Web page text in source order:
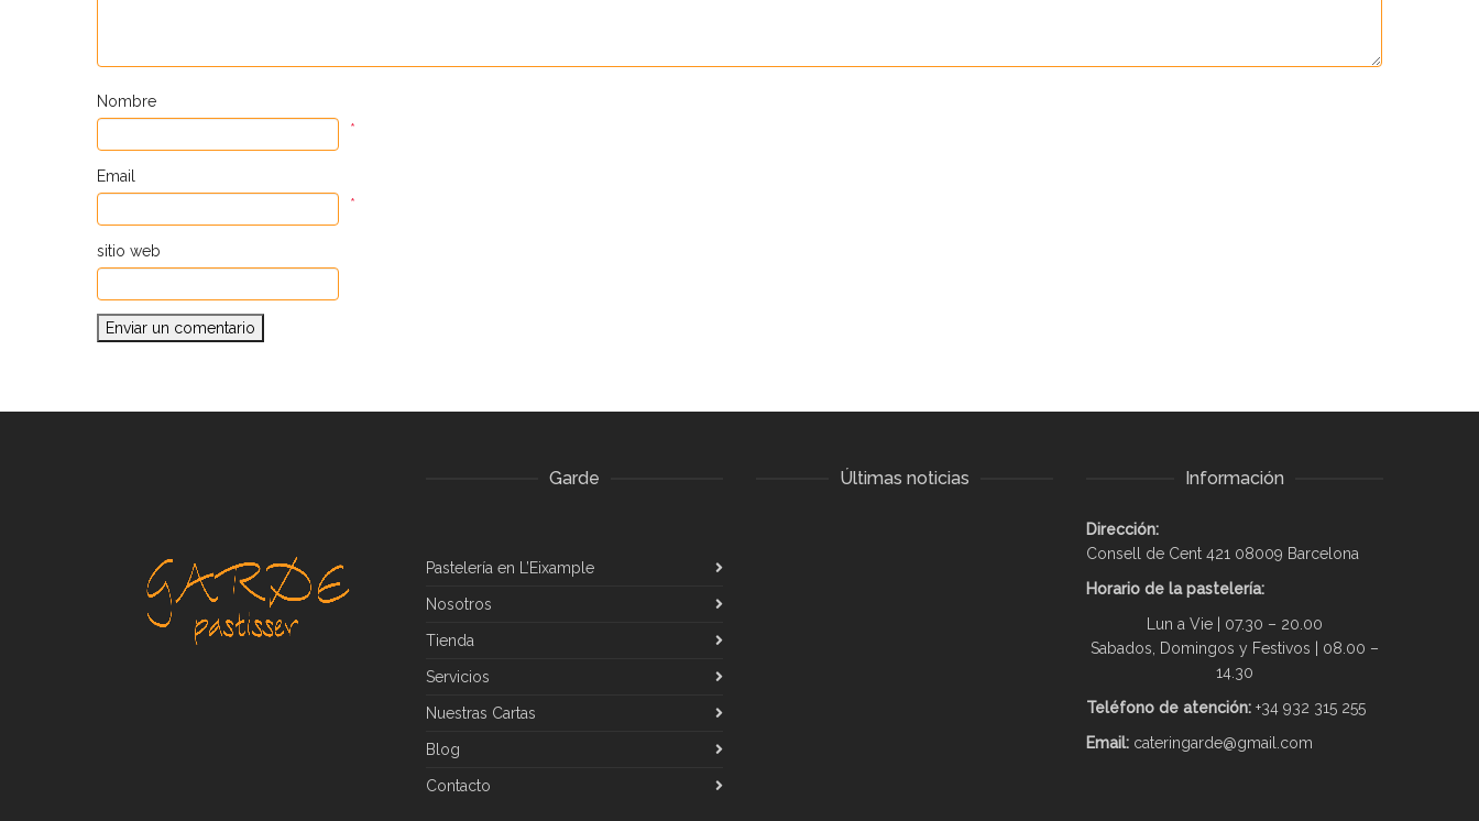
Nombre
*
Email
*
sitio web
Garde
Pastelería en L’Eixample
Nosotros
Tienda
Servicios
Nuestras Cartas
Blog
Contacto
Últimas noticias Información
Dirección:
Consell de Cent 421 08009 Barcelona
Horario de la pastelería:
Lun a Vie | 07.30 – 20.00
Sabados, Domingos y Festivos | 08.00 –
14.30
Teléfono de atención: +34 932 315 255
Email: cateringarde@gmail.com